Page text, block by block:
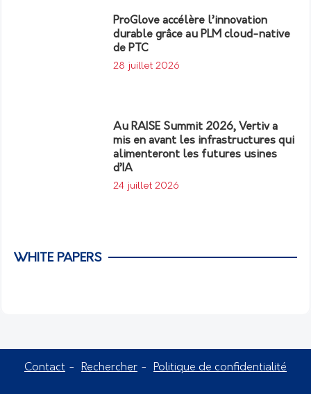
ProGlove accélère l’innovation
durable grâce au PLM cloud-native
de PTC
28 juillet 2026
Au RAISE Summit 2026, Vertiv a
mis en avant les infrastructures qui
alimenteront les futures usines
d’IA
24 juillet 2026
WHITE PAPERS
Contact Rechercher Politique de confidentialité